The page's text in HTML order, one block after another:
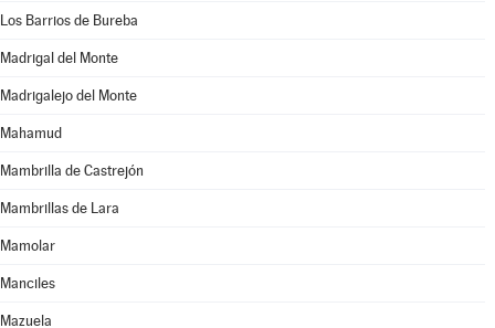
Los Barrios de Bureba
Madrigal del Monte
Madrigalejo del Monte
Mahamud
Mambrilla de Castrejón
Mambrillas de Lara
Mamolar
Manciles
Mazuela